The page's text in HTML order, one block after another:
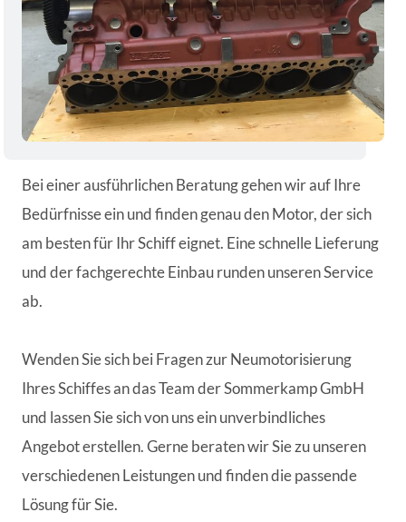
Bei einer ausführlichen Beratung gehen wir auf Ihre
Bedürfnisse ein und finden genau den Motor, der sich
am besten für Ihr Schiff eignet. Eine schnelle Lieferung
und der fachgerechte Einbau runden unseren Service
ab.
Wenden Sie sich bei Fragen zur Neumotorisierung
Ihres Schiffes an das Team der Sommerkamp GmbH
und lassen Sie sich von uns ein unverbindliches
Angebot erstellen. Gerne beraten wir Sie zu unseren
verschiedenen Leistungen und finden die passende
Lösung für Sie.